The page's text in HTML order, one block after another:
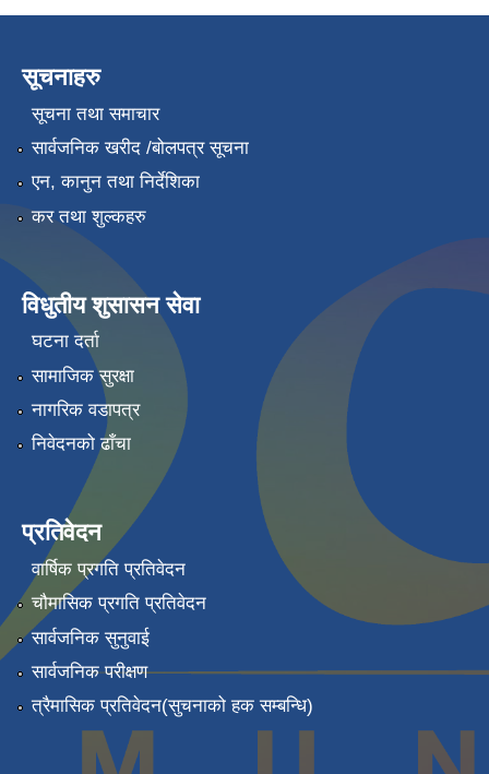
सूचनाहरु
सूचना तथा समाचार
सार्वजनिक खरीद /बोलपत्र सूचना
एन, कानुन तथा निर्देशिका
कर तथा शुल्कहरु
विधुतीय शुसासन सेवा
घटना दर्ता
सामाजिक सुरक्षा
नागरिक वडापत्र
निवेदनको ढाँचा
प्रतिवेदन
वार्षिक प्रगति प्रतिवेदन
चौमासिक प्रगति प्रतिवेदन
सार्वजनिक सुनुवाई
सार्वजनिक परीक्षण
त्रैमासिक प्रतिवेदन(सुचनाको हक सम्बन्धि)